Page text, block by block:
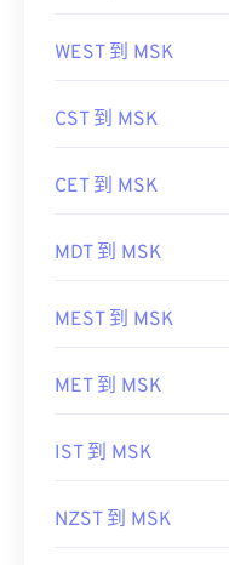
WEST 到 MSK
CST 到 MSK
CET 到 MSK
MDT 到 MSK
MEST 到 MSK
MET 到 MSK
IST 到 MSK
NZST 到 MSK